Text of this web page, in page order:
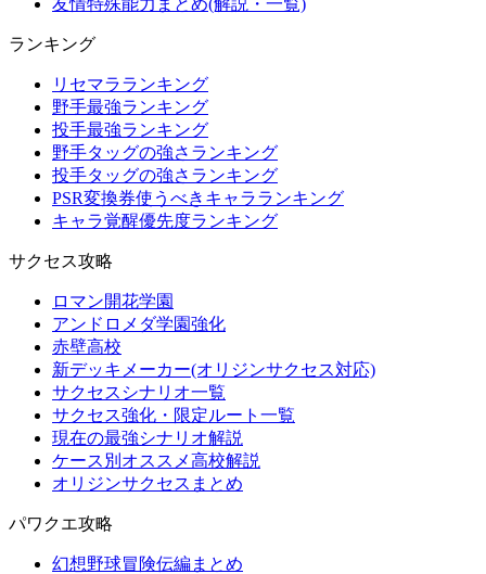
友情特殊能力まとめ(解説・一覧)
ランキング
リセマラランキング
野手最強ランキング
投手最強ランキング
野手タッグの強さランキング
投手タッグの強さランキング
PSR変換券使うべきキャラランキング
キャラ覚醒優先度ランキング
サクセス攻略
ロマン開花学園
アンドロメダ学園強化
赤壁高校
新デッキメーカー(オリジンサクセス対応)
サクセスシナリオ一覧
サクセス強化・限定ルート一覧
現在の最強シナリオ解説
ケース別オススメ高校解説
オリジンサクセスまとめ
パワクエ攻略
幻想野球冒険伝編まとめ